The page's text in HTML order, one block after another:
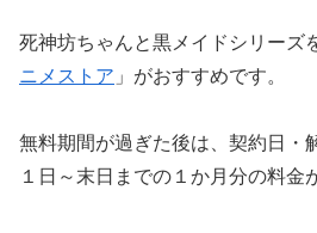
死神坊ちゃんと黒メイドシリーズ
ニメストア 」がおすすめです。
無料期間が過ぎた後は、契約日・
１日～末日までの１か月分の料金